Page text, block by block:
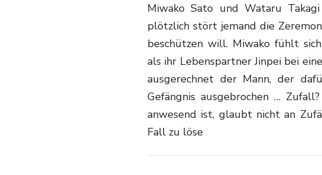
Miwako Sato und Wataru Takagi wollen sich das Ja-Wort geben, doch
plötzlich stört jemand die
beschützen will. Miwako fühlt
als ihr Lebenspartner Jinpei bei
ausgerechnet der Mann, der
Gefängnis ausgebrochen …
anwesend ist, glaubt nicht an
Fall zu löse